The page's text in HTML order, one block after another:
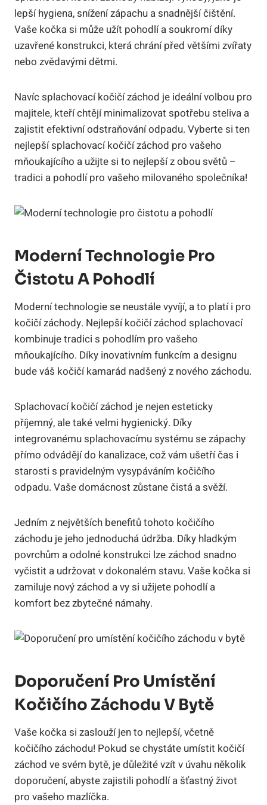
lepší hygiena, snížení zápachu a snadnější čištění.
Vaše kočka si může užít pohodlí a soukromí díky
uzavřené konstrukci, která chrání před většími zvířaty
nebo zvědavými dětmi.
Navíc splachovací kočičí záchod je ideální volbou pro
majitele, kteří chtějí minimalizovat spotřebu steliva a
zajistit efektivní odstraňování odpadu. Vyberte si ten
nejlepší splachovací kočičí záchod pro vašeho
mňoukajícího a užijte si to nejlepší z obou světů –
tradici a pohodlí pro vašeho milovaného společníka!
Moderní Technologie Pro
Čistotu A Pohodlí
Moderní technologie se neustále vyvíjí, a to platí i pro
kočičí záchody. Nejlepší kočičí záchod splachovací
kombinuje tradici s pohodlím pro vašeho
mňoukajícího. Díky inovativním funkcím a designu
bude váš kočičí kamarád nadšený z nového záchodu.
Splachovací kočičí záchod je nejen esteticky
příjemný, ale také velmi hygienický. Díky
integrovanému splachovacímu systému se zápachy
přímo odvádějí do kanalizace, což vám ušetří čas i
starosti s pravidelným vysypáváním kočičího
odpadu. Vaše domácnost zůstane čistá a svěží.
Jedním z největších benefitů tohoto kočičího
záchodu je jeho jednoduchá údržba. Díky hladkým
povrchům a odolné konstrukci lze záchod snadno
vyčistit a udržovat v dokonalém stavu. Vaše kočka si
zamiluje nový záchod a vy si užijete pohodlí a
komfort bez zbytečné námahy.
Doporučení Pro Umístění
Kočičího Záchodu V Bytě
Vaše kočka si zaslouží jen to nejlepší, včetně
kočičího záchodu! Pokud se chystáte umístit kočičí
záchod ve svém bytě, je důležité vzít v úvahu několik
doporučení, abyste zajistili pohodlí a šťastný život
pro vašeho mazlíčka.